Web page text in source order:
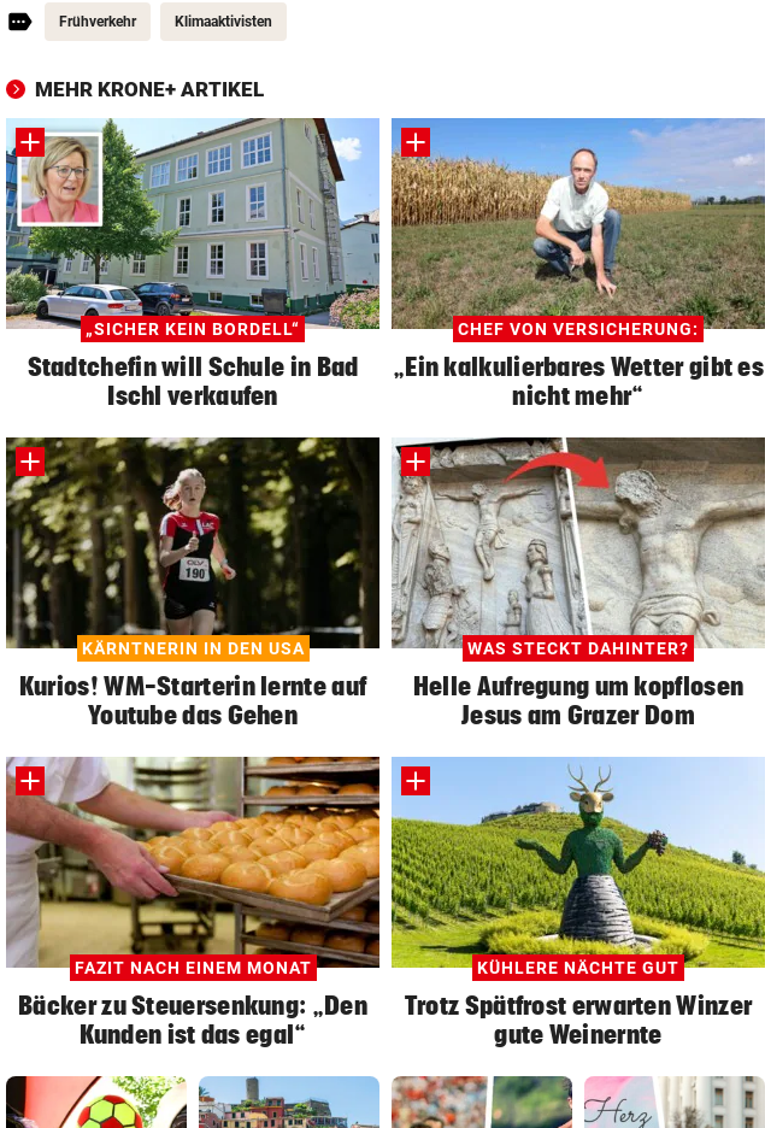
Frühverkehr Klimaaktivisten
MEHR KRONE+ ARTIKEL
„SICHER KEIN BORDELL“
Stadtchefin will Schule in Bad
Ischl verkaufen
CHEF VON VERSICHERUNG:
„Ein kalkulierbares Wetter gibt es
nicht mehr“
KÄRNTNERIN IN DEN USA
Kurios! WM-Starterin lernte auf
Youtube das Gehen
WAS STECKT DAHINTER?
Helle Aufregung um kopflosen
Jesus am Grazer Dom
FAZIT NACH EINEM MONAT
Bäcker zu Steuersenkung: „Den
Kunden ist das egal“
KÜHLERE NÄCHTE GUT
Trotz Spätfrost erwarten Winzer
gute Weinernte